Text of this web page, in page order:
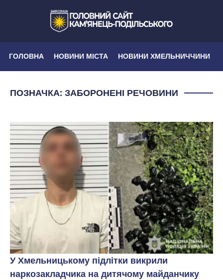
ГОЛОВНА НОВИНИ МІСТА НОВИНИ ХМЕЛЬНИЧЧИНИ
ПОЗНАЧКА: ЗАБОРОНЕНІ РЕЧОВИНИ
У Хмельницькому підлітки викрили
наркозакладчика на дитячому майданчику